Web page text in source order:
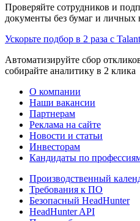
Проверяйте сотрудников и
документы без бумаг и личных
Ускорьте подбор в 2 раза с
Автоматизируйте сбор
собирайте аналитику в 2 клика
О компании
Наши вакансии
Партнерам
Реклама на сайте
Новости и статьи
Инвесторам
Кандидаты по
Производственный
Требования к ПО
Безопасный HeadHunter
HeadHunter API